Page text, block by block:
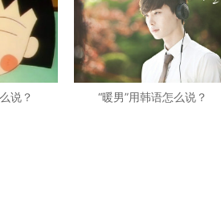
说？ “暖男”用韩语怎么说？